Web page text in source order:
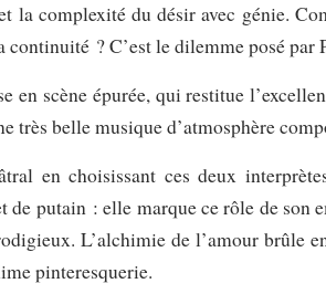
la complexité du désir avec génie.
? C’est le dilemme posé par
scène épurée, qui restitue
très belle musique d’atmosphère
en choisissant ces deux
putain : elle marque ce rôle de son
L’alchimie de l’amour brûle
pinteresquerie.